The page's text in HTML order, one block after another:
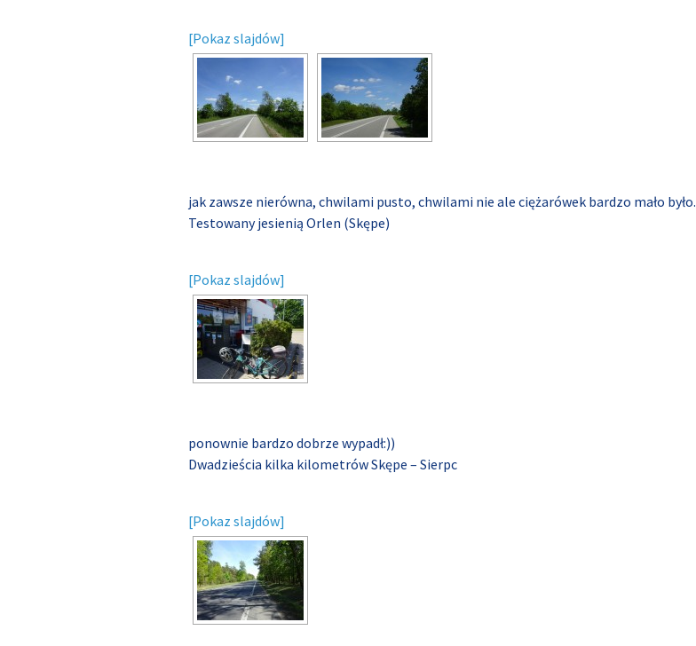
[Pokaz slajdów]
jak zawsze nierówna, chwilami pusto, chwilami nie ale ciężarówek bardzo mało było.
Testowany jesienią Orlen (Skępe)
[Pokaz slajdów]
ponownie bardzo dobrze wypadł:))
Dwadzieścia kilka kilometrów Skępe – Sierpc
[Pokaz slajdów]